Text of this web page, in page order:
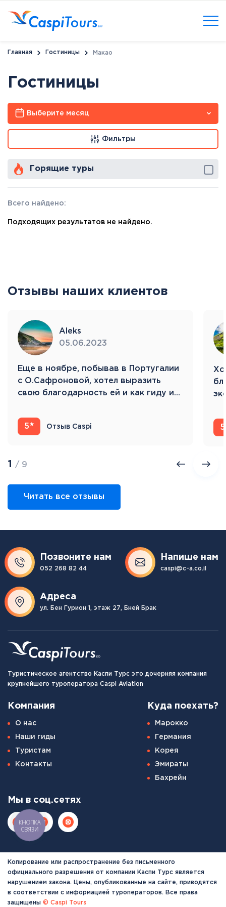
Главная Гостиницы Макао
Гостиницы
Выберите месяц
Фильтры
Горящие туры
Всего найдено:
Подходящих результатов не найдено.
Отзывы наших клиентов
Aleks
05.06.2023
Eще в ноябре, побывав в Португалии
с О.Сафроновой, хотел выразить
свою благодарность ей и как гиду и…
5 Отзыв Caspi 5
1 / 9
Читать все отзывы
Позвоните нам
052 268 82 44
Напише нам
caspi@c-a.co.il
Адреса
ул. Бен Гурион 1, этаж 27, Бней Брак
Туристическое агентство Каспи Турс это дочерняя компания
крупнейшего туроператора Caspi Aviation
Компания
О нас
Наши гиды
Туристам
Контакты
Куда поехать?
Марокко
Германия
Корея
Эмираты
Бахрейн
Мы в соц.сетях
Копирование или распространение без письменного
официального разрешения от компании Каспи Турс является
нарушением закона. Цены, опубликованные на сайте, приводятся
в соответствии с информацией туроператоров. Все права
защищены © Caspi Tours
КНОПКА
СВЯЗИ